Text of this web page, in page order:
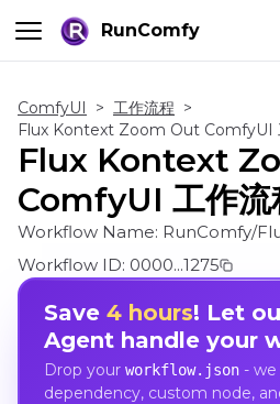
RunComfy
ComfyUI > 工作流程 >
Flux Kontext Zoom Out ComfyUI
Flux Kontext
ComfyUI 工作流
Workflow Name: RunComfy/
Workflow ID: 0000...1275
Save 4 hours! Let
Agent handle your
Drop your workflow.json- we
dependency, custom node,